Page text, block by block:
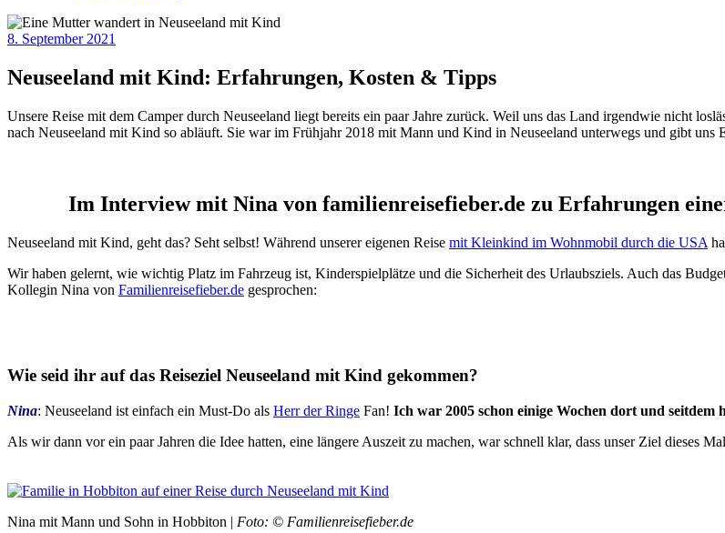
8. September 2021
Neuseeland mit Kind: Erfahrungen, Kosten & Tipps
Unsere Reise mit dem Camper durch Neuseeland liegt bereits ein paar Jahre zurück. Weil uns das Land irgendwie nicht
nach Neuseeland mit Kind so abläuft. Sie war im Frühjahr 2018 mit Mann und Kind in Neuseeland unterwegs und gibt uns
Im Interview mit Nina von familienreisefieber.de zu Erfahrungen
Neuseeland mit Kind, geht das? Seht selbst! Während unserer eigenen Reise mit Kleinkind im Wohnmobil durch die USA
Wir haben gelernt, wie wichtig Platz im Fahrzeug ist, Kinderspielplätze und die Sicherheit des Urlaubsziels. Auch das
Kollegin Nina von Familienreisefieber.de gesprochen:
Wie seid ihr auf das Reiseziel Neuseeland mit Kind gekommen?
Nina: Neuseeland ist einfach ein Must-Do als Herr der Ringe Fan! Ich war 2005 schon einige Wochen dort und seitdem
Als wir dann vor ein paar Jahren die Idee hatten, eine längere Auszeit zu machen, war schnell klar, dass unser Ziel dieses
Nina mit Mann und Sohn in Hobbiton | Foto: © Familienreisefieber.de